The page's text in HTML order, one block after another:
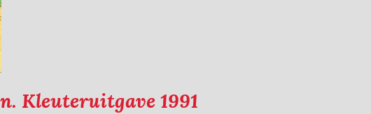
Kleuteruitgave 1991